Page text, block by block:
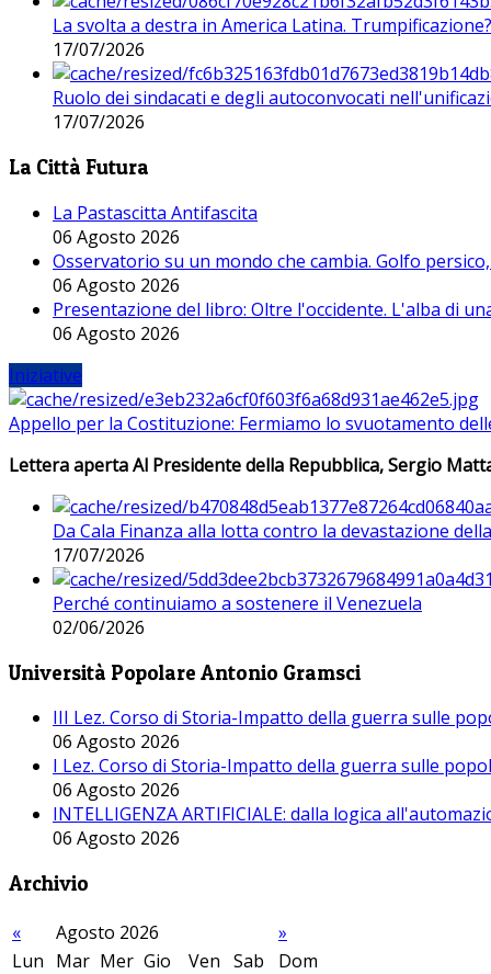
La svolta a destra in America Latina. Trumpificazione?
17/07/2026
Ruolo dei sindacati e degli autoconvocati
17/07/2026
La Città Futura
La Pastascitta Antifascita
06 Agosto 2026
Osservatorio su un mondo che cambia. Golfo
06 Agosto 2026
Presentazione del libro: Oltre l'occidente. L'alba di
06 Agosto 2026
Iniziative
Appello per la Costituzione: Fermiamo lo svuotamento
Lettera aperta Al Presidente della Repubblica, Sergio
Da Cala Finanza alla lotta contro la devastazione
17/07/2026
Perché continuiamo a sostenere il Venezuela
02/06/2026
Università Popolare Antonio Gramsci
III Lez. Corso di Storia-Impatto della guerra sulle
06 Agosto 2026
I Lez. Corso di Storia-Impatto della guerra sulle
06 Agosto 2026
INTELLIGENZA ARTIFICIALE: dalla logica
06 Agosto 2026
Archivio
« Agosto 2026
»
Lun Mar Mer Gio Ven Sab
Dom